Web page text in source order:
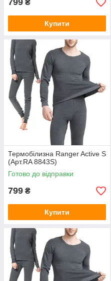
799 ₴
Купити
Термобілизна Ranger Active S
(Арт.RA 8843S)
Готово до відправки
799 ₴
Купити